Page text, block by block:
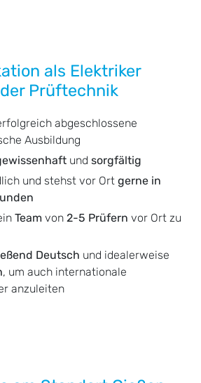
als Elektriker
Prüftechnik
abgeschlossene
Ausbildung
und sorgfältig
und stehst vor Ort gerne in
Team von 2-5 Prüfern vor Ort zu
Deutsch und idealerweise
, um auch internationale
anzuleiten